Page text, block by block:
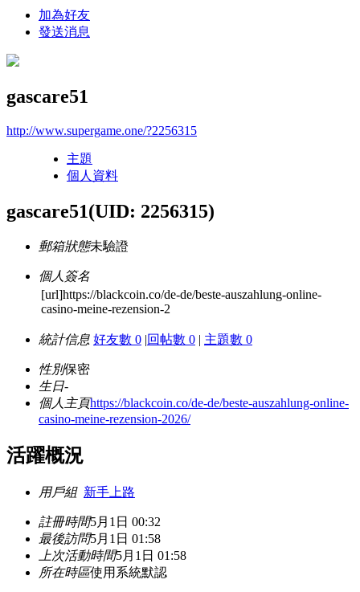
加為好友
發送消息
gascare51
http://www.supergame.one/?2256315
主題
個人資料
gascare51(UID: 2256315)
郵箱狀態未驗證
個人簽名
[url]https://blackcoin.co/de-de/beste-auszahlung-online-
casino-meine-rezension-2
統計信息 好友數 0 |回帖數 0 | 主題數 0
性別保密
生日-
個人主頁https://blackcoin.co/de-de/beste-auszahlung-online-
casino-meine-rezension-2026/
活躍概況
用戶組 新手上路
註冊時間5月1日 00:32
最後訪問5月1日 01:58
上次活動時間5月1日 01:58
所在時區使用系統默認